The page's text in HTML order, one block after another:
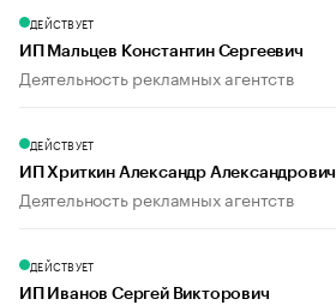
ДЕЙСТВУЕТ
ИП Мальцев Константин Сергеевич
Деятельность рекламных агентств
ДЕЙСТВУЕТ
ИП Хриткин Александр Александрович
Деятельность рекламных агентств
ДЕЙСТВУЕТ
ИП Иванов Сергей Викторович